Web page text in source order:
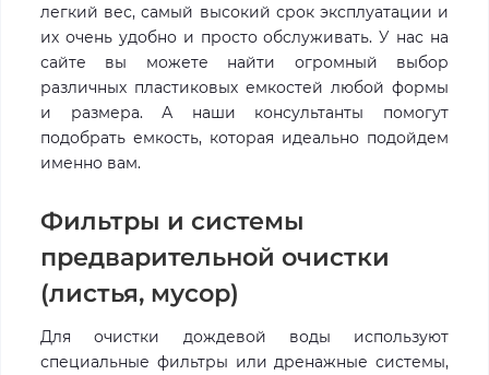
легкий вес, самый высокий срок эксплуатации и
их очень удобно и просто обслуживать. У нас на
сайте вы можете найти огромный выбор
различных пластиковых емкостей любой формы
и размера. А наши консультанты помогут
подобрать емкость, которая идеально подойдем
именно вам.
Фильтры и системы
предварительной очистки
(листья, мусор)
Для очистки дождевой воды используют
специальные фильтры или дренажные системы,